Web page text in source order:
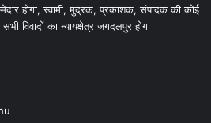
होगा, स्वामी, मुद्रक, प्रकाशक, संपादक की कोई
सभी विवादों का न्यायक्षेत्र जगदलपुर होगा